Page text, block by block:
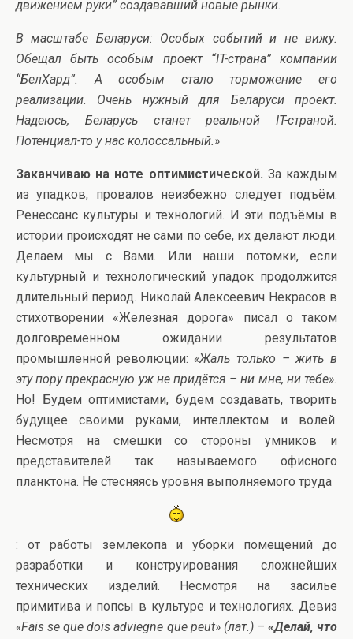
движением руки” создававший новые рынки.
В масштабе Беларуси: Особых событий и не вижу.
Обещал быть особым проект “IT-страна” компании
“БелХард”. А особым стало торможение его
реализации. Очень нужный для Беларуси проект.
Надеюсь, Беларусь станет реальной IT-страной.
Потенциал-то у нас колоссальный.»
Заканчиваю на ноте оптимистической. За каждым
из упадков, провалов неизбежно следует подъём.
Ренессанс культуры и технологий. И эти подъёмы в
истории происходят не сами по себе, их делают люди.
Делаем мы с Вами. Или наши потомки, если
культурный и технологический упадок продолжится
длительный период. Николай Алексеевич Некрасов в
стихотворении «Железная дорога» писал о таком
долговременном ожидании результатов
промышленной революции: «Жаль только – жить в
эту пору прекрасную уж не придётся – ни мне, ни тебе».
Но! Будем оптимистами, будем создавать, творить
будущее своими руками, интеллектом и волей.
Несмотря на смешки со стороны умников и
представителей так называемого офисного
планктона. Не стесняясь уровня выполняемого труда
: от работы землекопа и уборки помещений до
разработки и конструирования сложнейших
технических изделий. Несмотря на засилье
примитива и попсы в культуре и технологиях. Девиз
«Fais se que dois adviegne que peut» (лат.)– «Делай, что